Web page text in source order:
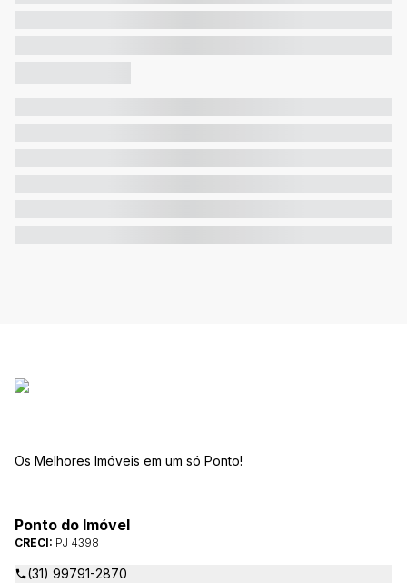
Os Melhores Imóveis em um só Ponto!
Ponto do Imóvel
CRECI: PJ 4398
(31) 99791-2870